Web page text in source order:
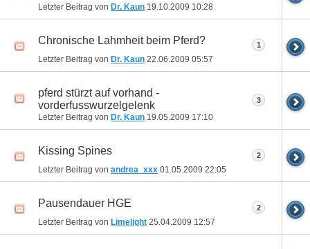
Letzter Beitrag von Dr. Kaun 19.10.2009 10:28
Chronische Lahmheit beim Pferd?
Letzter Beitrag von Dr. Kaun 22.06.2009 05:57
1
pferd stürzt auf vorhand -
vorderfusswurzelgelenk
Letzter Beitrag von Dr. Kaun 19.05.2009 17:10
3
Kissing Spines
Letzter Beitrag von andrea_xxx 01.05.2009 22:05
2
Pausendauer HGE
Letzter Beitrag von Limelight 25.04.2009 12:57
2